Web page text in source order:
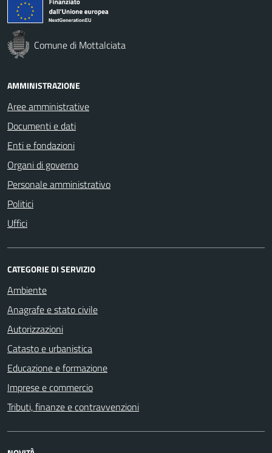
Comune di Mottalciata
AMMINISTRAZIONE
Aree amministrative
Documenti e dati
Enti e fondazioni
Organi di governo
Personale amministrativo
Politici
Uffici
CATEGORIE DI SERVIZIO
Ambiente
Anagrafe e stato civile
Autorizzazioni
Catasto e urbanistica
Educazione e formazione
Imprese e commercio
Tributi, finanze e contravvenzioni